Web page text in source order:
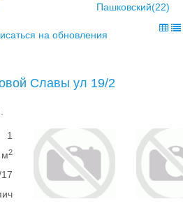
Пашковский(22)
на обновления
Славы ул 19/2
1
м2